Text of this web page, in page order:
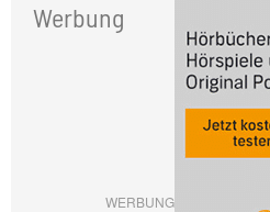
Werbung
WERBUNG